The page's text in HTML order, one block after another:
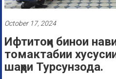
October 17, 2024
Ифтитоҳи бинои
томактабии
шаҳри Турсунзода.